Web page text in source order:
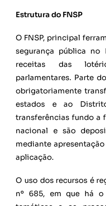
Estrutura do FNSP
O FNSP, principal
segurança pública no
receitas das
parlamentares. Parte
obrigatoriamente
estados e ao
transferências fundo a
nacional e são
mediante
aplicação.
O uso dos recursos é
nº 685, em que há o